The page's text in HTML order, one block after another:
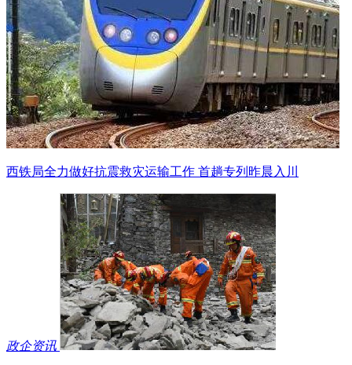
西铁局全力做好抗震救灾运输工作 首趟专列昨晨入川
政企资讯